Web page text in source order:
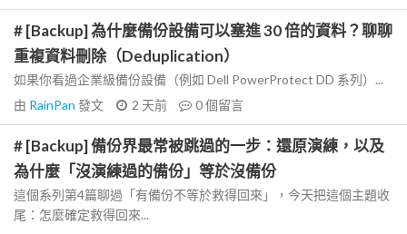
# [Backup] 為什麼備份設備可以塞進 30 倍的資料？聊聊
重複資料刪除（Deduplication）
如果你看過企業級備份設備（例如 Dell PowerProtect DD 系列）...
由 RainPan 發文 2 天前 0個留言
# [Backup] 備份界最常被跳過的一步：還原演練，以及
為什麼「沒演練過的備份」等於沒備份
這個系列第4篇聊過「有備份不等於救得回來」，今天把這個主題收
尾：怎麼確定救得回來...